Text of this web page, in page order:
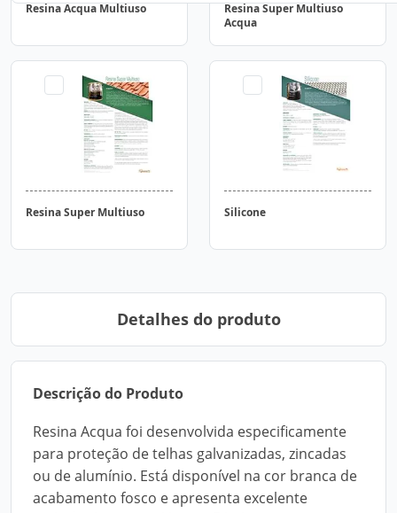
Resina Acqua Multiuso
Resina Super Multiuso
Acqua
Resina Super Multiuso Silicone
Detalhes do produto
Descrição do Produto
Resina Acqua foi desenvolvida especificamente
para proteção de telhas galvanizadas, zincadas
ou de alumínio. Está disponível na cor branca de
acabamento fosco e apresenta excelente